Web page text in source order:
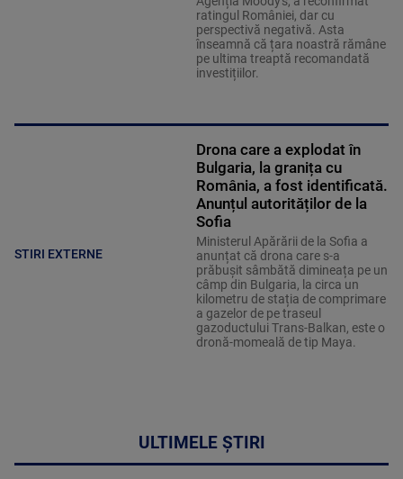
ratingul României, dar cu
perspectivă negativă. Asta
înseamnă că țara noastră rămâne
pe ultima treaptă recomandată
investițiilor.
STIRI EXTERNE
Drona care a explodat în
Bulgaria, la granița cu
România, a fost identificată.
Anunțul autorităților de la
Sofia
Ministerul Apărării de la Sofia a
anunțat că drona care s-a
prăbușit sâmbătă dimineața pe un
câmp din Bulgaria, la circa un
kilometru de stația de comprimare
a gazelor de pe traseul
gazoductului Trans-Balkan, este o
dronă-momeală de tip Maya.
ULTIMELE ȘTIRI